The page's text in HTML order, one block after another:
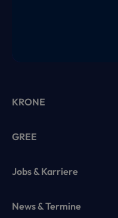
KRONE
GREE
Jobs & Karriere
News & Termine